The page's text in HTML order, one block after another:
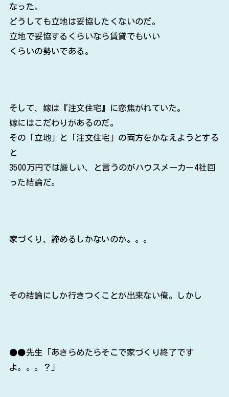
なった。
どうしても立地は妥協したくないのだ。
立地で妥協するくらいなら賃貸でもいい
くらいの勢いである。
そして、嫁は『注文住宅』に恋焦がれていた。
嫁にはこだわりがあるのだ。
その「立地」と「注文住宅」の両方をかなえようとする
と
3500万円では厳しい、と言うのがハウスメーカー4社回
った結論だ。
家づくり、諦めるしかないのか。。。
その結論にしか行きつくことが出来ない俺。しかし
●●先生「あきらめたらそこで家づくり終了です
よ。。。？」